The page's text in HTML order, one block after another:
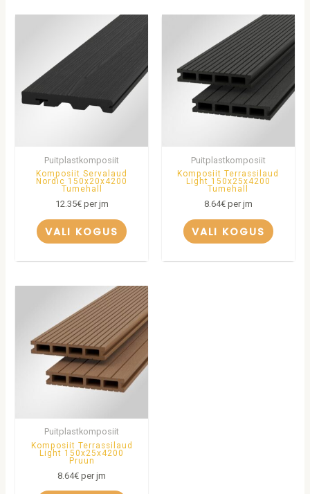
Puitplastkomposiit
Komposiit Servalaud
Nordic 150x20x4200
Tumehall
12.35€per jm
VALI KOGUS
Puitplastkomposiit
Komposiit Terrassilaud
Light 150x25x4200
Tumehall
8.64€per jm
VALI KOGUS
Puitplastkomposiit
Komposiit Terrassilaud
Light 150x25x4200
Pruun
8.64€ per jm